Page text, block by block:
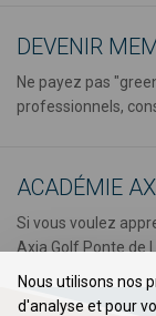
DEVENIR
Ne payez pas
professionnels,
ACADÉMIE
Si vous voulez
Axia Golf Ponte de
Nous utilisons nos
d'analyse et pour